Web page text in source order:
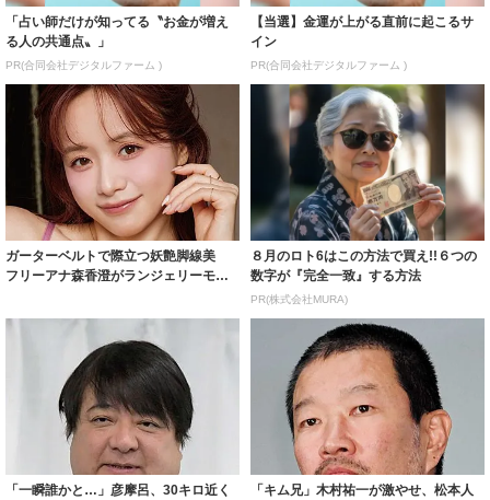
「占い師だけが知ってる〝お金が増え
る人の共通点〟」
PR(合同会社デジタルファーム )
【当選】金運が上がる直前に起こるサ
イン
PR(合同会社デジタルファーム )
ガーターベルトで際立つ妖艶脚線美
フリーアナ森香澄がランジェリーモデ
８月のロト6はこの方法で買え!!６つの
数字が『完全一致』する方法
PR(株式会社MURA)
「一瞬誰かと…」彦摩呂、30キロ近く
「キム兄」木村祐一が激やせ、松本人